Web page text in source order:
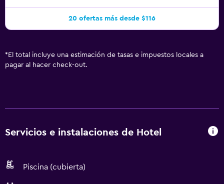
20 ofertas más desde $116
* El total incluye una estimación de tasas e impuestos locales a
pagar al hacer check-out.
Servicios e instalaciones de Hotel
Piscina (cubierta)